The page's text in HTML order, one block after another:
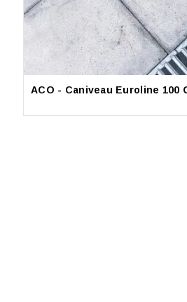
ACO - Caniveau Euroline 100